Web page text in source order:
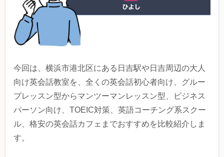
今回は、横浜市港北区にある日吉駅や日吉周辺の大人
向け英会話教室を、全くの英会話初心者向け、グルー
プレッスン型からマンツーマンレッスン型、ビジネス
パーソン向け、TOEIC対策、英語コーチング系スクー
ル、格安の英会話カフェまでおすすめを比較紹介しま
す。